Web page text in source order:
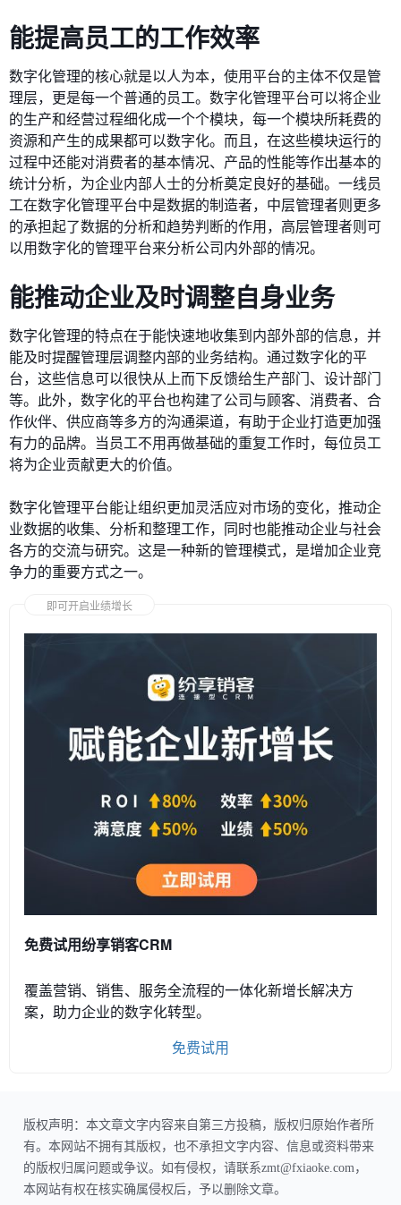
能提高员工的工作效率
数字化管理的核心就是以人为本，使用平台的主体不仅是管
理层，更是每一个普通的员工。数字化管理平台可以将企业
的生产和经营过程细化成一个个模块，每一个模块所耗费的
资源和产生的成果都可以数字化。而且，在这些模块运行的
过程中还能对消费者的基本情况、产品的性能等作出基本的
统计分析，为企业内部人士的分析奠定良好的基础。一线员
工在数字化管理平台中是数据的制造者，中层管理者则更多
的承担起了数据的分析和趋势判断的作用，高层管理者则可
以用数字化的管理平台来分析公司内外部的情况。
能推动企业及时调整自身业务
数字化管理的特点在于能快速地收集到内部外部的信息，并
能及时提醒管理层调整内部的业务结构。通过数字化的平
台，这些信息可以很快从上而下反馈给生产部门、设计部门
等。此外，数字化的平台也构建了公司与顾客、消费者、合
作伙伴、供应商等多方的沟通渠道，有助于企业打造更加强
有力的品牌。当员工不用再做基础的重复工作时，每位员工
将为企业贡献更大的价值。
数字化管理平台能让组织更加灵活应对市场的变化，推动企
业数据的收集、分析和整理工作，同时也能推动企业与社会
各方的交流与研究。这是一种新的管理模式，是增加企业竞
争力的重要方式之一。
即可开启业绩增长
免费试用纷享销客CRM
覆盖营销、销售、服务全流程的一体化新增长解决方
案，助力企业的数字化转型。
免费试用
版权声明：本文章文字内容来自第三方投稿，版权归原始作者所
有。本网站不拥有其版权，也不承担文字内容、信息或资料带来
的版权归属问题或争议。如有侵权，请联系zmt@fxiaoke.com，
本网站有权在核实确属侵权后，予以删除文章。